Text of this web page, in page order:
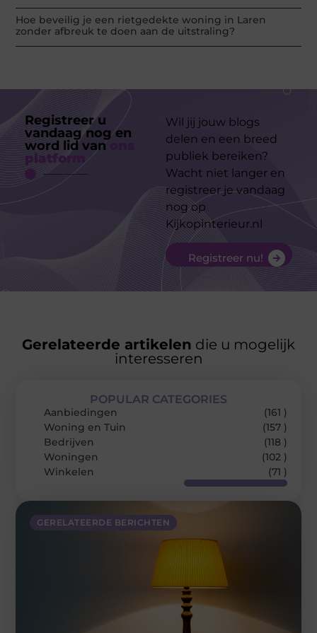
Hoe beveilig je een rietgedekte woning in Laren
zonder afbreuk te doen aan de uitstraling?
Registreer u
vandaag nog en
word lid van
platform
Wil jij jouw blogs
delen en een breed
publiek bereiken?
Wacht niet langer en
registreer je vandaag
nog op
Kijkopinterieur.nl
Registreer nu!
Gerelateerde artikelen die u mogelijk
interesseren
GERELATEERDE BERICHTEN
POPULAR CATEGORIES
Aanbiedingen
(161 )
Woning en Tuin
(157 )
Bedrijven
(118 )
Woningen
(102 )
Winkelen
(71 )